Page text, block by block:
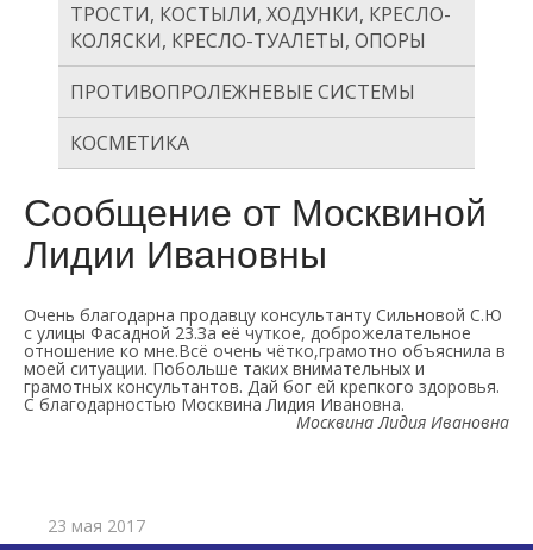
ТРОСТИ, КОСТЫЛИ, ХОДУНКИ, КРЕСЛО-
КОЛЯСКИ, КРЕСЛО-ТУАЛЕТЫ, ОПОРЫ
ПРОТИВОПРОЛЕЖНЕВЫЕ СИСТЕМЫ
КОСМЕТИКА
Сообщение от Москвиной
Лидии Ивановны
Очень благодарна продавцу консультанту Сильновой С.Ю
с улицы Фасадной 23.За её чуткое, доброжелательное
отношение ко мне.Всё очень чётко,грамотно объяснила в
моей ситуации. Побольше таких внимательных и
грамотных консультантов. Дай бог ей крепкого здоровья.
С благодарностью Москвина Лидия Ивановна.
Москвина Лидия Ивановна
23 мая 2017